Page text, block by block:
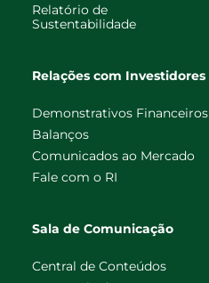
Relatório de
Sustentabilidade
Relações com Investidores
Demonstrativos Financeiros
Balanços
Comunicados ao Mercado
Fale com o RI
Sala de Comunicação
Central de Conteúdos